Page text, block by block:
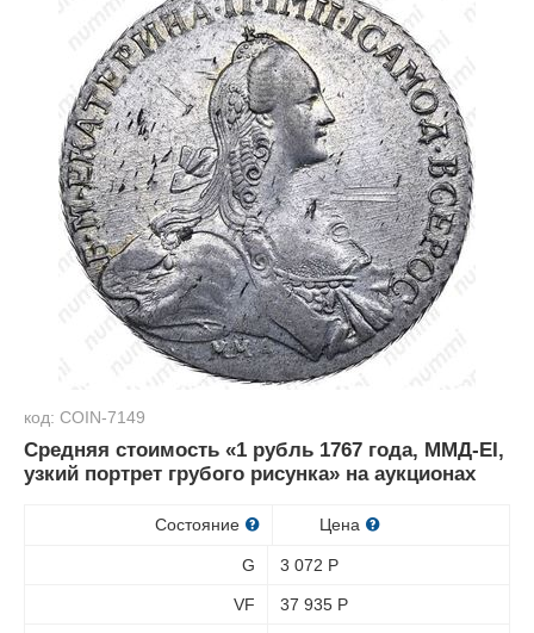
код: COIN-7149
Средняя стоимость «1 рубль 1767 года, ММД-EI,
узкий портрет грубого рисунка» на аукционах
Состояние Цена
G 3 072 Р
VF 37 935 Р